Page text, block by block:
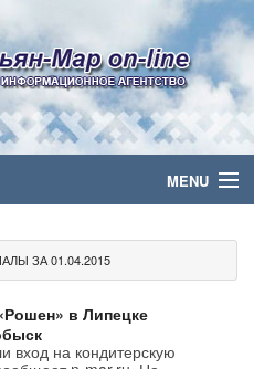
MENU
ЗА 01.04.2015
в Липецке
вход на кондитерскую